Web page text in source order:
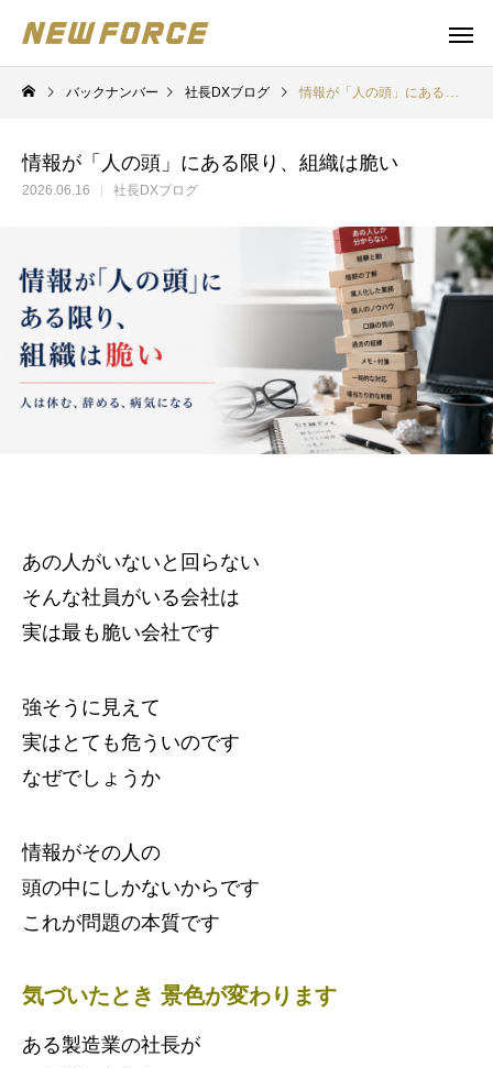
補助金
バックナンバー 社長DXブログ 情報が「人の頭」にある限り、組織は脆い
情報が「人の頭」にある限り、組織は脆い
2026.06.16 社長DXブログ
あの人がいないと回らない
そんな社員がいる会社は
実は最も脆い会社です
強そうに見えて
実はとても危ういのです
なぜでしょうか
情報がその人の
頭の中にしかないからです
これが問題の本質です
気づいたとき 景色が変わります
ある製造業の社長が